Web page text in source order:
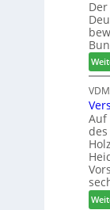
Auf
des